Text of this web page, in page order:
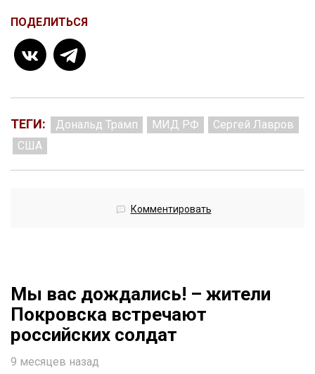
ПОДЕЛИТЬСЯ
ТЕГИ: Дональд Трамп МИД РФ
Сергей Лавров
США
Комментировать
Мы вас дождались! – жители
Покровска встречают
российских солдат
9 месяцев назад